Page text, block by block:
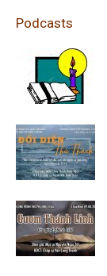
Podcasts